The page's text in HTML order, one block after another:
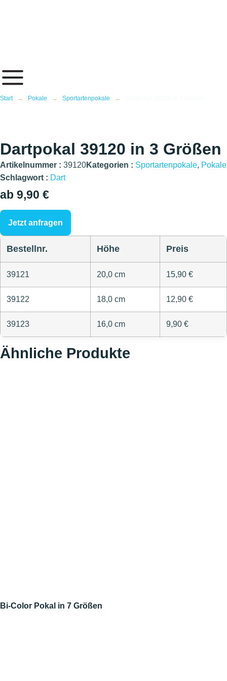
Start → Pokale → Sportartenpokale →
Dartpokal 39120 in 3 Größen
Artikelnummer : 39120Kategorien : Sportartenpokale, Pokale
Schlagwort : Dart
ab 9,90 €
Jetzt anfragen
Bestellnr. Höhe Preis
39121 20,0 cm 15,90 €
39122 18,0 cm 12,90 €
39123 16,0 cm 9,90 €
Ähnliche Produkte
Bi-Color Pokal in 7 Größen